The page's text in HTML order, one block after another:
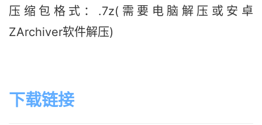
压缩包格式：.7z(需要电脑解压或安卓
ZArchiver软件解压)
下载链接